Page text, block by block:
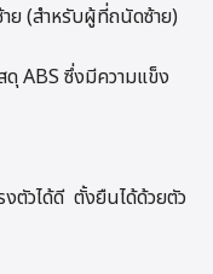
ย (สำหรับผู้ที่ถนัดซ้าย)
ดุ ABS ซึ่งมีความแข็ง
ตัวได้ดี ตั้งยืนได้ด้วยตัว